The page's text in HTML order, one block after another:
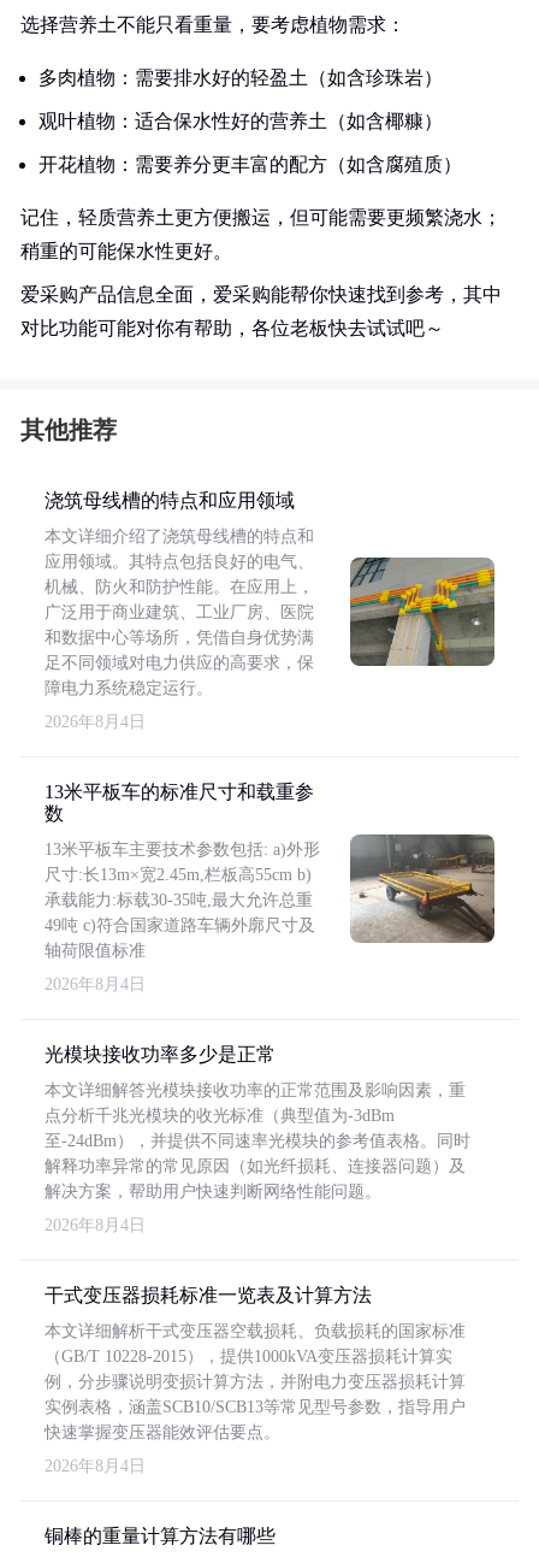
选择营养土不能只看重量，要考虑植物需求：
多肉植物：需要排水好的轻盈土（如含珍珠岩）
观叶植物：适合保水性好的营养土（如含椰糠）
开花植物：需要养分更丰富的配方（如含腐殖质）
记住，轻质营养土更方便搬运，但可能需要更频繁浇水；
稍重的可能保水性更好。
爱采购产品信息全面，爱采购能帮你快速找到参考，其中
对比功能可能对你有帮助，各位老板快去试试吧～
其他推荐
浇筑母线槽的特点和应用领域
本文详细介绍了浇筑母线槽的特点和
应用领域。其特点包括良好的电气、
机械、防火和防护性能。在应用上，
广泛用于商业建筑、工业厂房、医院
和数据中心等场所，凭借自身优势满
足不同领域对电力供应的高要求，保
障电力系统稳定运行。
2026年8月4日
13米平板车的标准尺寸和载重参
数
13米平板车主要技术参数包括: a)外形
尺寸:长13m×宽2.45m,栏板高55cm b)
承载能力:标载30-35吨,最大允许总重
49吨 c)符合国家道路车辆外廓尺寸及
轴荷限值标准
2026年8月4日
光模块接收功率多少是正常
本文详细解答光模块接收功率的正常范围及影响因素，重
点分析千兆光模块的收光标准（典型值为-3dBm
至-24dBm），并提供不同速率光模块的参考值表格。同时
解释功率异常的常见原因（如光纤损耗、连接器问题）及
解决方案，帮助用户快速判断网络性能问题。
2026年8月4日
干式变压器损耗标准一览表及计算方法
本文详细解析干式变压器空载损耗、负载损耗的国家标准
（GB/T 10228-2015），提供1000kVA变压器损耗计算实
例，分步骤说明变损计算方法，并附电力变压器损耗计算
实例表格，涵盖SCB10/SCB13等常见型号参数，指导用户
快速掌握变压器能效评估要点。
2026年8月4日
铜棒的重量计算方法有哪些